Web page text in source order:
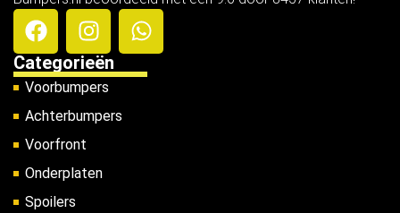
Categorieën
Voorbumpers
Achterbumpers
Voorfront
Onderplaten
Spoilers